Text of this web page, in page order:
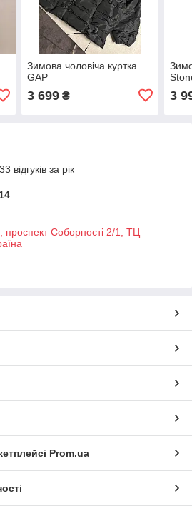
Зимова чоловіча куртка
GAP
3 699₴ 3
відгуків за рік
проспект Соборності 2/1, ТЦ
Prom.ua